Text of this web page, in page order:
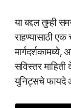
या बद्दल तुम्ही
राहण्यासाठी एक
मार्गदर्शकामध्ये,
सविस्तर
युनिट्सचे फायदे